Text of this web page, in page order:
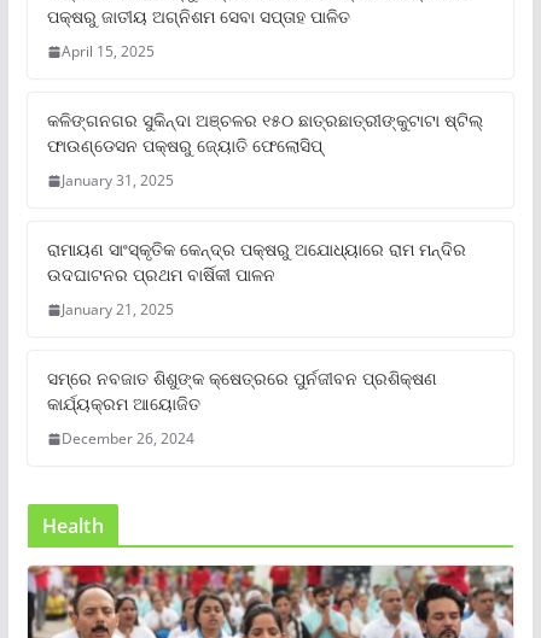
ପକ୍ଷରୁ ଜାତୀୟ ଅଗ୍ନିଶମ ସେବା ସପ୍ତାହ ପାଳିତ
April 15, 2025
କଳିଙ୍ଗନଗର ସୁକିନ୍ଦା ଅଞ୍ଚଳର ୧୫୦ ଛାତ୍ରଛାତ୍ରୀଙ୍କୁଟାଟା ଷ୍ଟିଲ୍
ଫାଉଣ୍ଡେସନ ପକ୍ଷରୁ ଜ୍ୟୋତି ଫେଲୋସିପ୍‌
January 31, 2025
ରାମାୟଣ ସାଂସ୍କୃତିକ କେନ୍ଦ୍ର ପକ୍ଷରୁ ଅଯୋଧ୍ୟାରେ ରାମ ମନ୍ଦିର
ଉଦଘାଟନର ପ୍ରଥମ ବାର୍ଷିକୀ ପାଳନ
January 21, 2025
ସମ୍‌ରେ ନବଜାତ ଶିଶୁଙ୍କ କ୍ଷେତ୍ରରେ ପୁର୍ନଜୀବନ ପ୍ରଶିକ୍ଷଣ
କାର୍ଯ୍ୟକ୍ରମ ଆୟୋଜିତ
December 26, 2024
Health